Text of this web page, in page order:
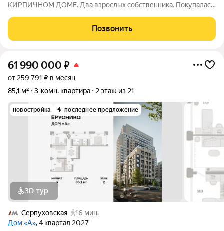
КИРПИЧНОМ ДОМЕ. Два взрослых собственника. Покупалась
выросли и сейчас ей косметика не помешает. Дом очень
теплый с толстыми стенами и хорошей
Позвонить
61 990 000 ₽
от 259 791 ₽ в месяц
85,1 м²
3-комн. квартира 2 этаж из 21
новостройка последнее предложение
3D-тур
Серпуховская
16 мин.
Дом «А», 4 квартал 2027